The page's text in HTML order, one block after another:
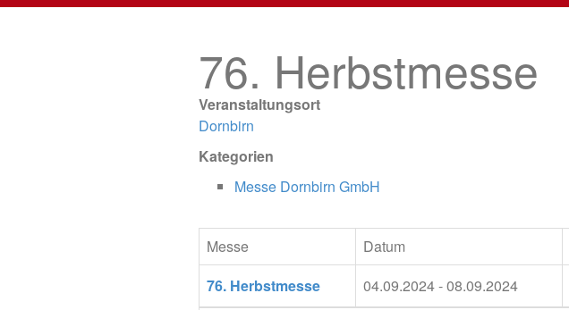
76. Herbstmesse
Veranstaltungsort
Dornbirn
Kategorien
Messe Dornbirn GmbH
Messe Datum
76. Herbstmesse
04.09.2024 - 08.09.2024